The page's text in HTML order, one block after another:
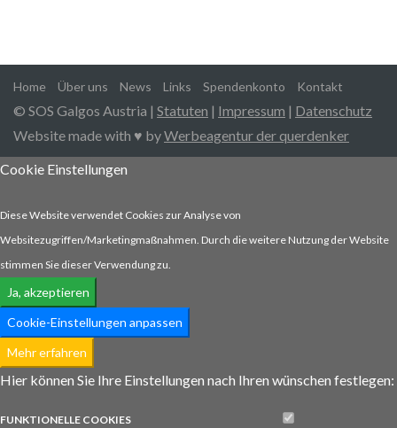
Home Über uns News Links Spendenkonto Kontakt
© SOS Galgos Austria | Statuten | Impressum | Datenschutz
Website made with ♥ byWerbeagentur der querdenker
Cookie Einstellungen
Diese Website verwendet Cookies zur Analyse von
Websitezugriffen/Marketingmaßnahmen. Durch die weitere Nutzung der Website
stimmen Sie dieser Verwendung zu.
Ja, akzeptieren
Cookie-Einstellungen anpassen
Mehr erfahren
Hier können Sie Ihre Einstellungen nach Ihren wünschen festlegen:
FUNKTIONELLE COOKIES